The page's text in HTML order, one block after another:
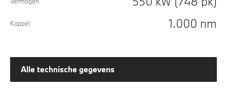
Koppel 1.000 nm
Alle technische gegevens